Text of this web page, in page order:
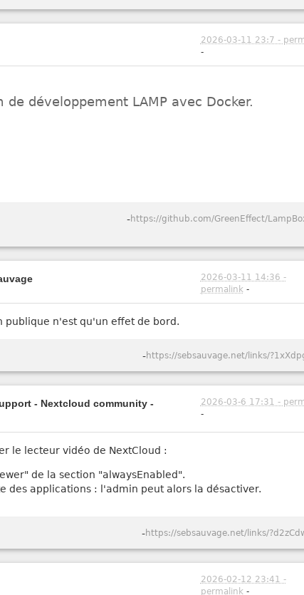
2026-03-11 23:7 -
-
développement LAMP avec Docker.
-https://github.com/GreenEffect/
2026-03-11 14:36 -
permalink-
publique n'est qu'un effet de bord.
-https://sebsauvage.net/links/
- Nextcloud community -
2026-03-6 17:31 -
-
le lecteur vidéo de NextCloud :
de la section "alwaysEnabled".
des applications : l'admin peut alors la désactiver.
-https://sebsauvage.net/links/
2026-02-12 23:41 -
permalink-